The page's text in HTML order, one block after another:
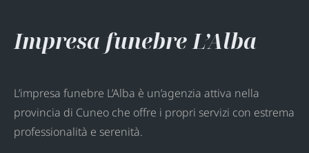
Impresa funebre L’Alba
L’impresa funebre L’Alba è un’agenzia attiva nella
provincia di Cuneo che offre i propri servizi con estrema
professionalità e serenità.